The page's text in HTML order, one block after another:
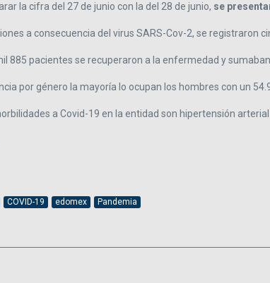
la cifra del 27 de junio con la del 28 de junio, se
a consecuencia del virus SARS-Cov-2, se registraron
885 pacientes se recuperaron a la enfermedad y
por género la mayoría lo ocupan los hombres con un
a Covid-19 en la entidad son hipertensión
COVID-19 edomex Pandemia